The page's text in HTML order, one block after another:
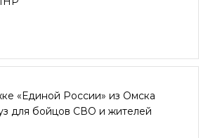
«Единой России» из Омска
для бойцов СВО и жителей